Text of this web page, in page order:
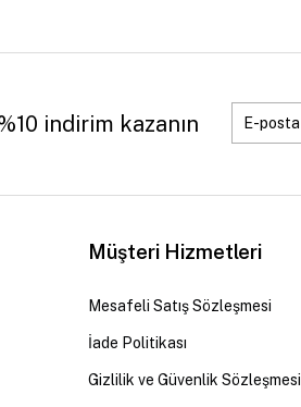
indirim kazanın
Müşteri Hizmetleri
Mesafeli Satış Sözleşmesi
İade Politikası
Gizlilik ve Güvenlik Sözleşmesi